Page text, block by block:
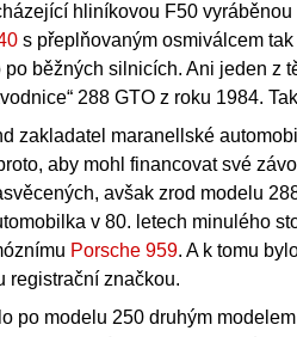
hliníkovou F50
s přeplňovaným osmiválcem
běžných silnicích. Ani jeden z
288 GTO z roku 1984.
zakladatel maranellské
aby mohl financovat své
avšak zrod modelu
v 80. letech minulého
Porsche 959. A k tomu
registrační značkou.
po modelu 250 druhým